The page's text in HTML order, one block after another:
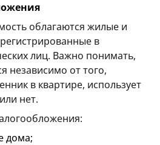
облагаются жилые и
в
лиц. Важно понимать,
независимо от того,
в квартире, использует
нет.
дома;